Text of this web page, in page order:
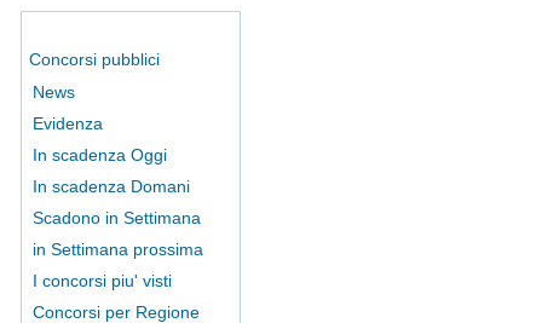
Concorsi pubblici
News
Evidenza
In scadenza Oggi
In scadenza Domani
Scadono in Settimana
in Settimana prossima
I concorsi piu' visti
Concorsi per Regione